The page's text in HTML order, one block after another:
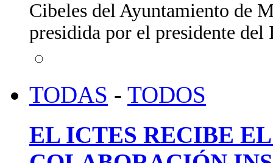
Cibeles del Ayuntamiento de
presidida por el presidente
TODAS - TODOS
EL ICTES RECIBE